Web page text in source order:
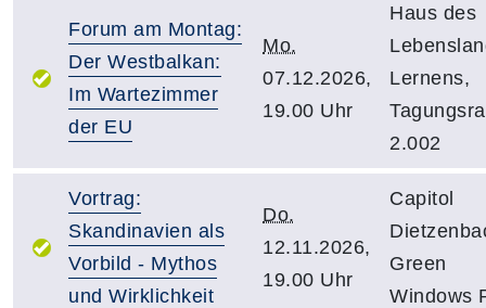
Forum am Montag:
Der Westbalkan:
Im Wartezimmer
der EU
Mo.
07.12.2026,
19.00 Uhr
Haus des
Lernens,
2.002
Vortrag:
Skandinavien als
Vorbild - Mythos
und Wirklichkeit
Do.
12.11.2026,
19.00 Uhr
Capitol
Green
Windows